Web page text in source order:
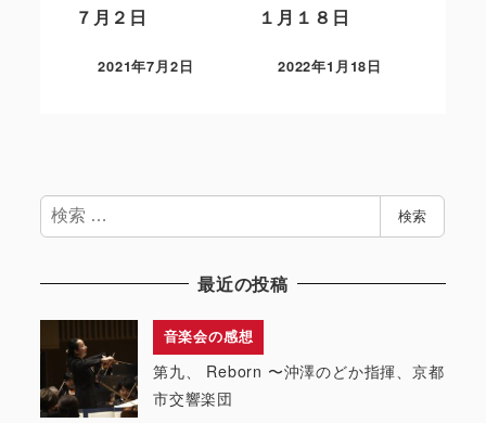
７月２日
2021年7月2日
１月１８日
2022年1月18日
検
索
検索
最近の投稿
音楽会の感想
第九、 Reborn 〜沖澤のどか指揮、京都
市交響楽団